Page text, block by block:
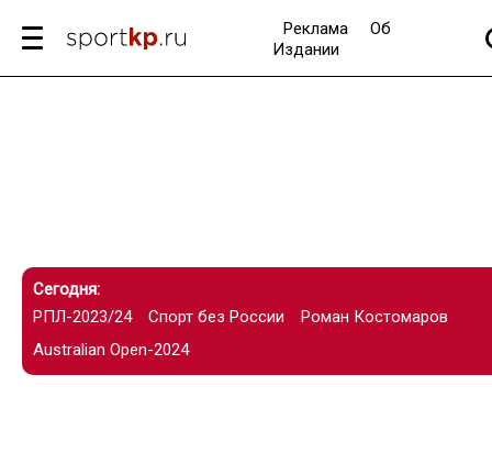
Реклама
Об
Издании
Сегодня:
РПЛ-2023/24
Спорт без России
Роман Костомаров
Australian Open-2024